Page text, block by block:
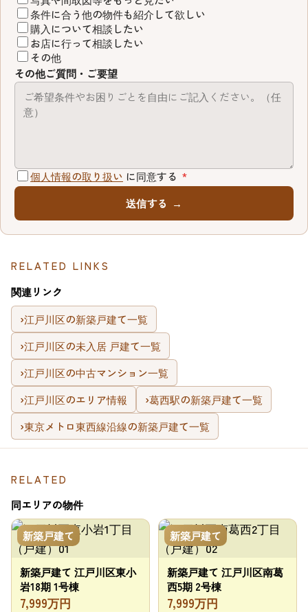
条件に合う他の物件も紹介して欲しい
購入について相談したい
お店に行って相談したい
その他
その他ご質問・ご要望
個人情報の取り扱い に同意する *
送信する →
RELATED LINKS
関連リンク
›江戸川区の新築戸建て一覧
›江戸川区の未入居 戸建て一覧
›江戸川区の中古マンション一覧
›江戸川区のエリア情報 ›葛西駅の新築戸建て一覧
›東京メトロ東西線沿線の新築戸建て一覧
RELATED
同エリアの物件
新築戸建て
新築戸建て 江戸川区東小
岩18期 1号棟
7,999万円
新築戸建て
新築戸建て 江戸川区南葛
西5期 2号棟
7,999万円